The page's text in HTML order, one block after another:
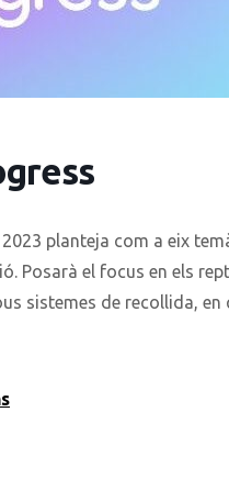
2023 planteja com a eix
Posarà el focus en els
sistemes de recollida,